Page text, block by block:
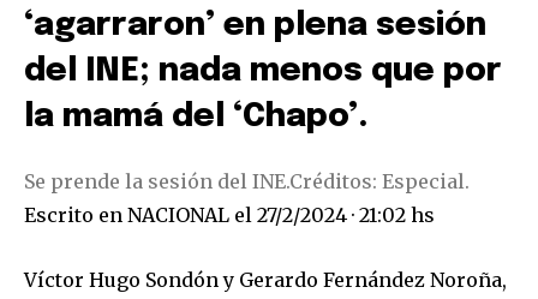
‘agarraron’ en plena sesión
del INE; nada menos que por
la mamá del ‘Chapo’.
Se prende la sesión del INE.Créditos: Especial.
Escrito en NACIONAL el 27/2/2024 · 21:02 hs
Víctor Hugo Sondón y Gerardo Fernández Noroña,